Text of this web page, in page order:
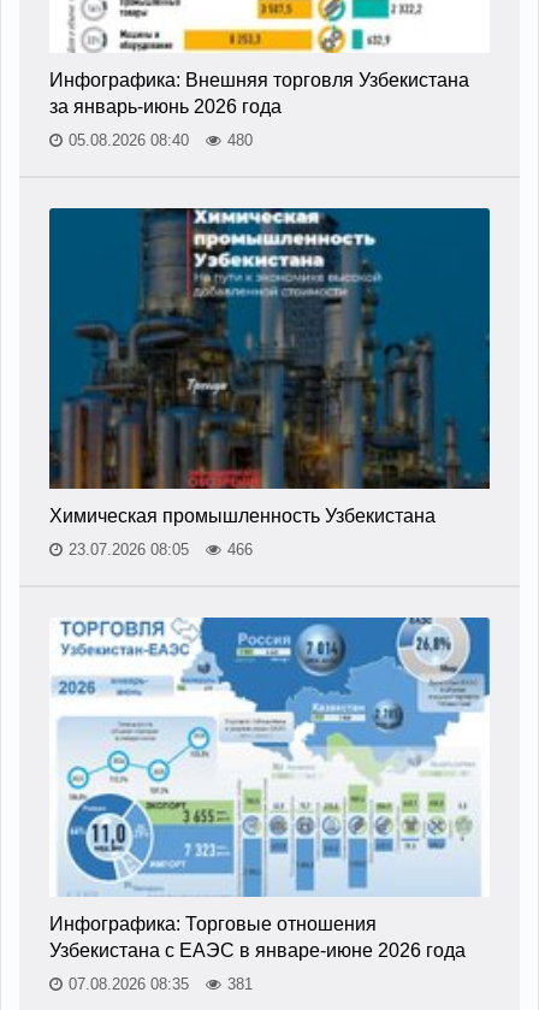
Инфографика: Внешняя торговля Узбекистана
за январь-июнь 2026 года
05.08.2026 08:40 480
Химическая промышленность Узбекистана
23.07.2026 08:05 466
Инфографика: Торговые отношения
Узбекистана с ЕАЭС в январе-июне 2026 года
07.08.2026 08:35 381